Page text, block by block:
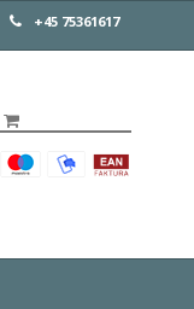
+45 75361617